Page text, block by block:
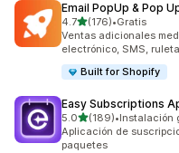
Email PopUp & Pop
4.7de 5 estrellas
(176)
176 reseñas en total
•Gratis
Ventas adicionales
electrónico, SMS,
Built for Shopify
Easy Subscriptions
5.0de 5 estrellas
(189)
189 reseñas en total
•Instalación
Aplicación de
paquetes